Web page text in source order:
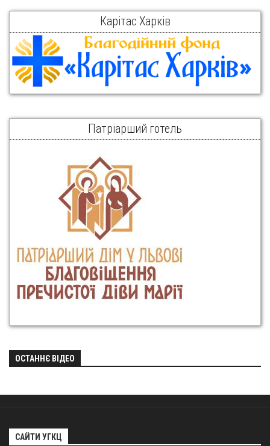
Карітас Харків
Патріарший готель
ОСТАННЄ ВІДЕО
САЙТИ УГКЦ